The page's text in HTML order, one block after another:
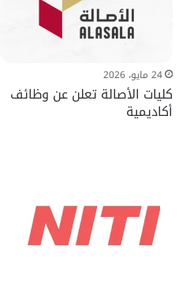
24 مايو، 2026
كليات الأصالة تعلن عن وظائف
أكاديمية